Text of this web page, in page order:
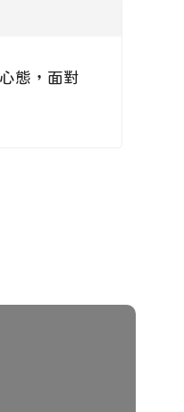
態，面對